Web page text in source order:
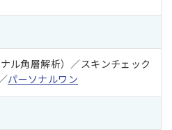
ル角層解析）／スキンチェック
パーソナルワン